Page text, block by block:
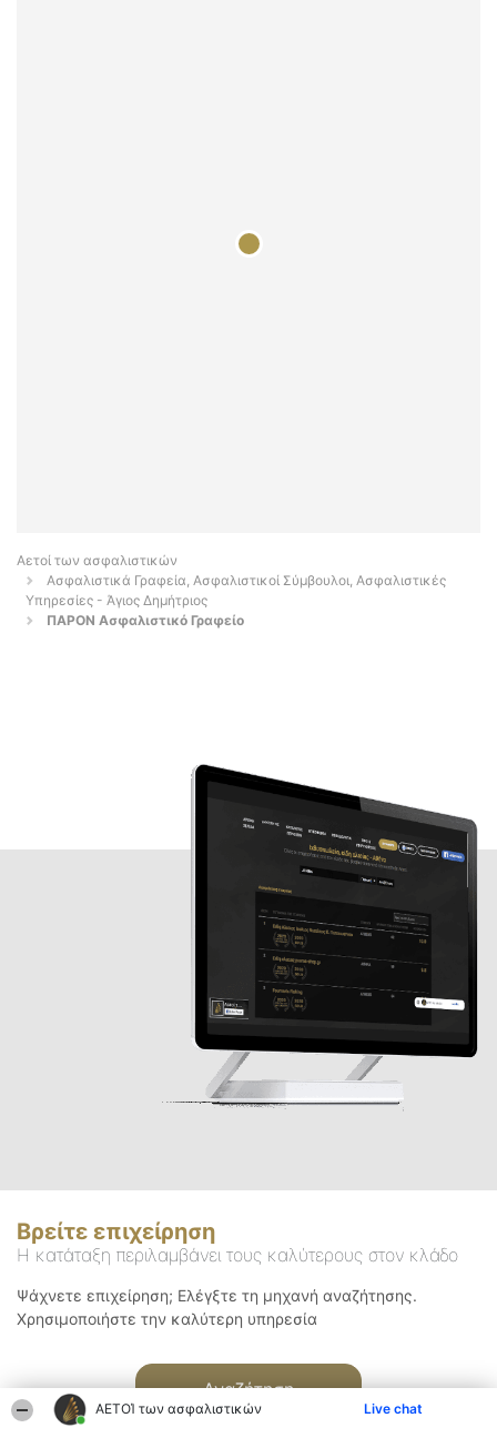
ΑΕΤΟΊ των ασφαλιστικών Live chat
Αετοί των ασφαλιστικών
Ασφαλιστικά Γραφεία, Ασφαλιστικοί Σύμβουλοι, Ασφαλιστικές
Υπηρεσίες - Άγιος Δημήτριος
ΠΑΡΟΝ Ασφαλιστικό Γραφείο
Βρείτε επιχείρηση
Η κατάταξη περιλαμβάνει τους καλύτερους στον κλάδο
Ψάχνετε επιχείρηση; Ελέγξτε τη μηχανή αναζήτησης.
Χρησιμοποιήστε την καλύτερη υπηρεσία
Αναζήτηση